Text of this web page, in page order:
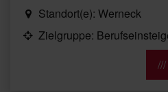
Standort(e): Werneck
Zielgruppe: